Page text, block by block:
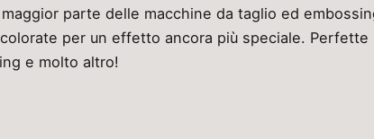
parte delle macchine da taglio ed
per un effetto ancora più speciale. Perfette
e molto altro!